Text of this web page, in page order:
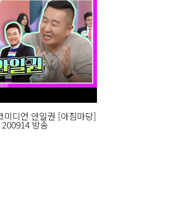
미디언 안일권 [아침마당]
방송